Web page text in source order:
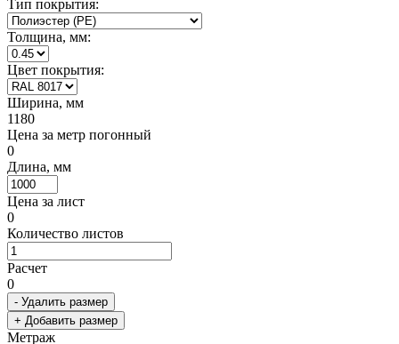
Тип покрытия:
Толщина, мм:
Цвет покрытия:
Ширина, мм
1180
Цена за метр погонный
0
Длина, мм
Цена за лист
0
Количество листов
Расчет
0
- Удалить размер
+ Добавить размер
Метраж